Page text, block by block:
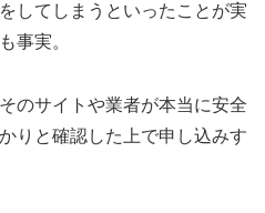
してしまうといったことが実
事実。
のサイトや業者が本当に安全
りと確認した上で申し込みす